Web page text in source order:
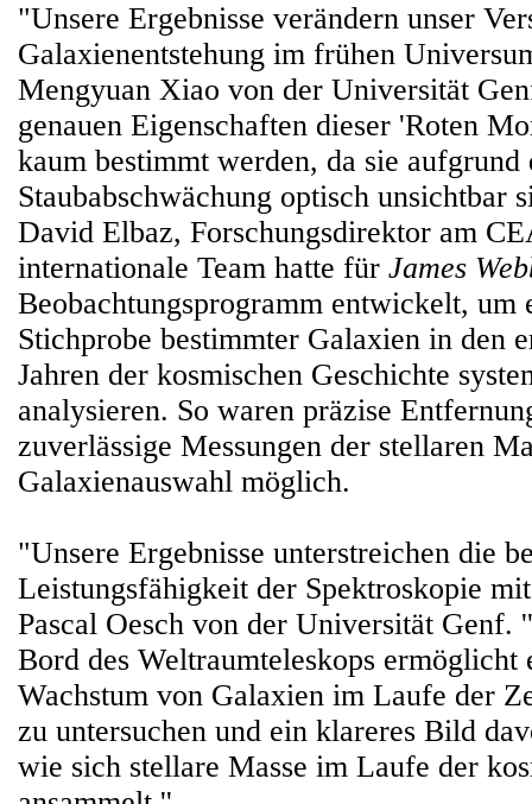
"Unsere Ergebnisse verändern unser
Galaxienentstehung im frühen
Mengyuan Xiao von der Universität
genauen Eigenschaften dieser 'Roten
kaum bestimmt werden, da sie aufgrund
Staubabschwächung optisch unsichtbar
David Elbaz, Forschungsdirektor am
internationale Team hatte für James
Beobachtungsprogramm entwickelt, um
Stichprobe bestimmter Galaxien in den
Jahren der kosmischen Geschichte
analysieren. So waren präzise
zuverlässige Messungen der stellaren
Galaxienauswahl möglich.
"Unsere Ergebnisse unterstreichen die
Leistungsfähigkeit der Spektroskopie
Pascal Oesch von der Universität Genf.
Bord des Weltraumteleskops ermöglicht
Wachstum von Galaxien im Laufe der
zu untersuchen und ein klareres Bild
wie sich stellare Masse im Laufe der